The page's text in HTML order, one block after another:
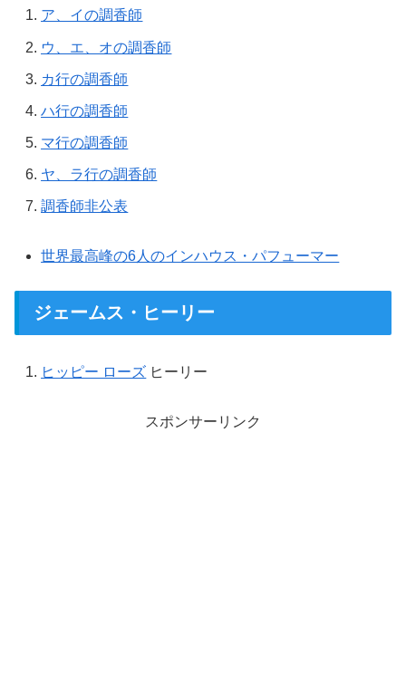
ア、イの調香師
ウ、エ、オの調香師
カ行の調香師
ハ行の調香師
マ行の調香師
ヤ、ラ行の調香師
調香師非公表
世界最高峰の6人のインハウス・パフューマー
ジェームス・ヒーリー
ヒッピー ローズ ヒーリー
スポンサーリンク